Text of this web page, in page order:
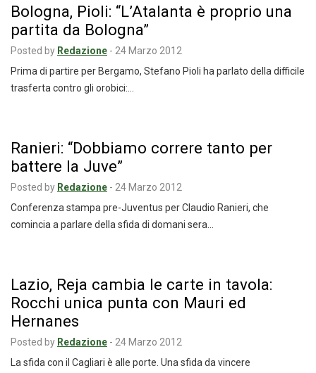
Bologna, Pioli: “L’Atalanta è proprio una
partita da Bologna”
Posted by Redazione - 24 Marzo 2012
Prima di partire per Bergamo, Stefano Pioli ha parlato della difficile
trasferta contro gli orobici:…
Ranieri: “Dobbiamo correre tanto per
battere la Juve”
Posted by Redazione - 24 Marzo 2012
Conferenza stampa pre-Juventus per Claudio Ranieri, che
comincia a parlare della sfida di domani sera…
Lazio, Reja cambia le carte in tavola:
Rocchi unica punta con Mauri ed
Hernanes
Posted by Redazione - 24 Marzo 2012
La sfida con il Cagliari è alle porte. Una sfida da vincere